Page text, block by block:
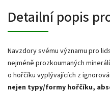
Detailní popis
Navzdory svému významu pro
nejméně prozkoumaných
o hořčíku vyplývajících z
nejen typy/formy hořčíku,